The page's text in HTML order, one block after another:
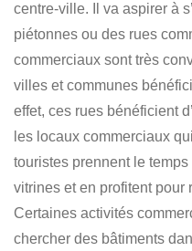
centre-ville. Il va aspirer à
piétonnes ou des rues
commerciaux sont très
villes et communes
effet, ces rues bénéficient
les locaux commerciaux
touristes prennent le temps
vitrines et en profitent pour
Certaines activités
chercher des bâtiments